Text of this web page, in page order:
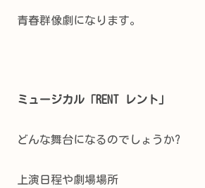
青春群像劇になります。
ミュージカル「RENT レント」
どんな舞台になるのでしょうか?
上演日程や劇場場所